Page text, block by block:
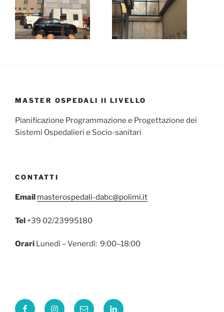
MASTER OSPEDALI II LIVELLO
Pianificazione Programmazione e Progettazione dei
Sistemi Ospedalieri e Socio-sanitari
CONTATTI
Email masterospedali-dabc@polimi.it
Tel +39 02/23995180
Orari Lunedì – Venerdì: 9:00–18:00
FacebookInstagramEmail Linkedin